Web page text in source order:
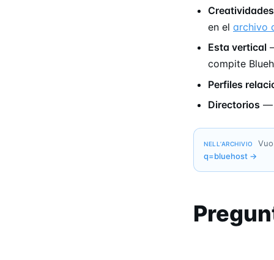
en el archivo
Esta vertical
compite
Perfiles
Directorios
NELL’ARCHIVIO
q=bluehost →